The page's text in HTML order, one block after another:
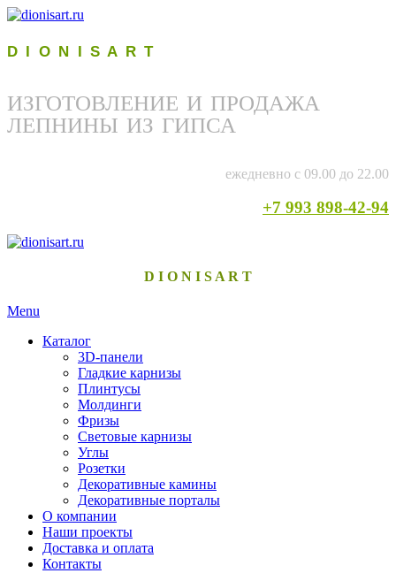
D I O N I S A R T
ИЗГОТОВЛЕНИЕ И ПРОДАЖА
ЛЕПНИНЫ ИЗ ГИПСА
ежедневно с 09.00 до 22.00
+7 993 898-42-94
D I O N I S A R T
Menu
Каталог
3D-панели
Гладкие карнизы
Плинтусы
Молдинги
Фризы
Световые карнизы
Углы
Розетки
Декоративные камины
Декоративные порталы
О компании
Наши проекты
Доставка и оплата
Контакты